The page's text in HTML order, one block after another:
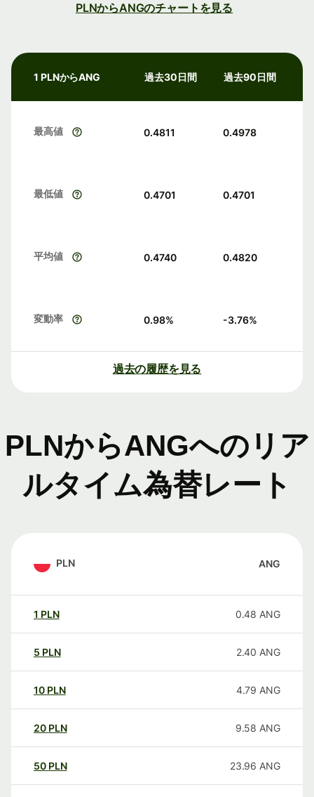
PLNからANGのチャートを見る
1 PLNからANG 過去30日間 過去90日間
最高値 0.4811 0.4978
最低値 0.4701 0.4701
平均値 0.4740 0.4820
変動率 0.98% -3.76%
過去の履歴を見る
PLNからANGへのリア
ルタイム為替レート
PLN ANG
1 PLN 0.48 ANG
5 PLN 2.40 ANG
10 PLN 4.79 ANG
20 PLN 9.58 ANG
50 PLN 23.96 ANG